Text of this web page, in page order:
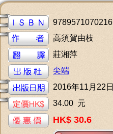
9789571070216
高須賀由枝
莊湘萍
尖端
2016年11月22日
34.00 元
HK$ 30.6